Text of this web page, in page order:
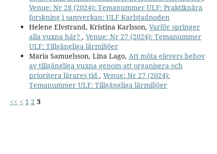
Venue: Nr 28 (2024): Temanummer ULF: Praktiknära
forskning i samverkan: ULF Karlstadnoden
Helene Elvstrand, Kristina Karlsson, Varför springer
alla vuxna här? , Venue: Nr 27 (2024): Temanummer
ULF: Tillgängliga lärmiljöer
Maria Samuelsson, Lina Lago, Att möta elevers behov
av tillgängliga vuxna genom att organisera och
prioritera lärares tid , Venue: Nr 27 (2024):
Temanummer ULF: Tillgängliga lärmiljöer
<< < 1 2 3